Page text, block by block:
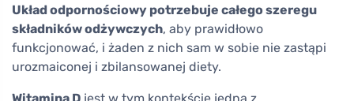
Układ odpornościowy potrzebuje całego szeregu
składników odżywczych, aby prawidłowo
funkcjonować, i żaden z nich sam w sobie nie zastąpi
urozmaiconej i zbilansowanej diety.